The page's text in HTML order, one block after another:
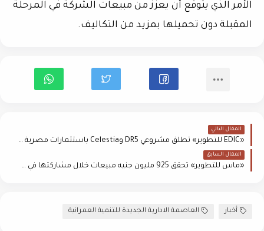
الأمر الذي يتوقع أن يعزز من مبيعات الشركة في المرحلة
المقبلة دون تحميلها بمزيد من التكاليف.
المقال التالي
«EDIC للتطوير» تطلق مشروعي DR5 وCelestia باستثمارات مصرية سعودية
المقال السابق
«ماس للتطوير» تحقق 925 مليون جنيه مبيعات خلال مشاركتها في «سيتي سكيب مصر 2025»
أخبار العاصمة الادارية الجديدة للتنمية العمرانية